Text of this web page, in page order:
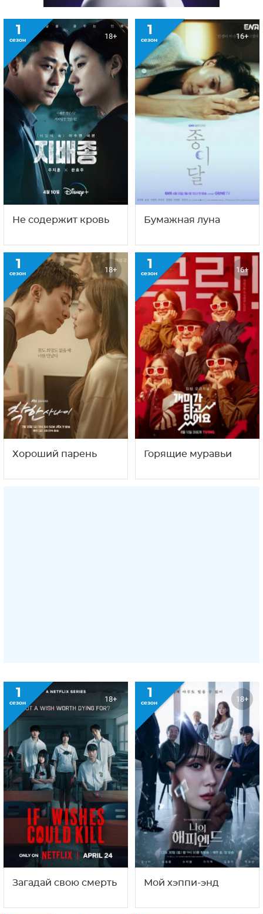
1
сезон 18+
Не содержит кровь
1
сезон 16+
Бумажная луна
1
сезон 18+
Хороший парень
1
сезон 16+
Горящие муравьи
1
сезон 18+
Загадай свою смерть
1
сезон 18+
Мой хэппи-энд